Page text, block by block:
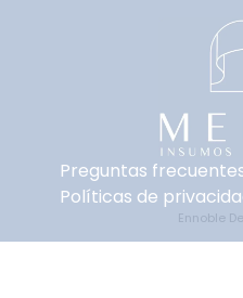
Preguntas
Políticas de
Ennoble